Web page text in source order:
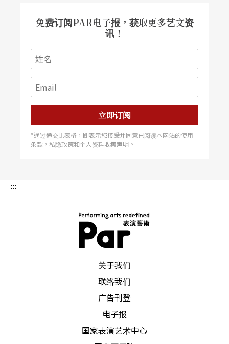
免费订阅PAR电子报，获取更多艺文资
讯！
立即订阅
*通过递交此表格，即表示您接受并同意已阅读本网站的使用
条款，私隐政策和个人资料收集声明。
:::
关于我们
联络我们
广告刊登
电子报
国家表演艺术中心